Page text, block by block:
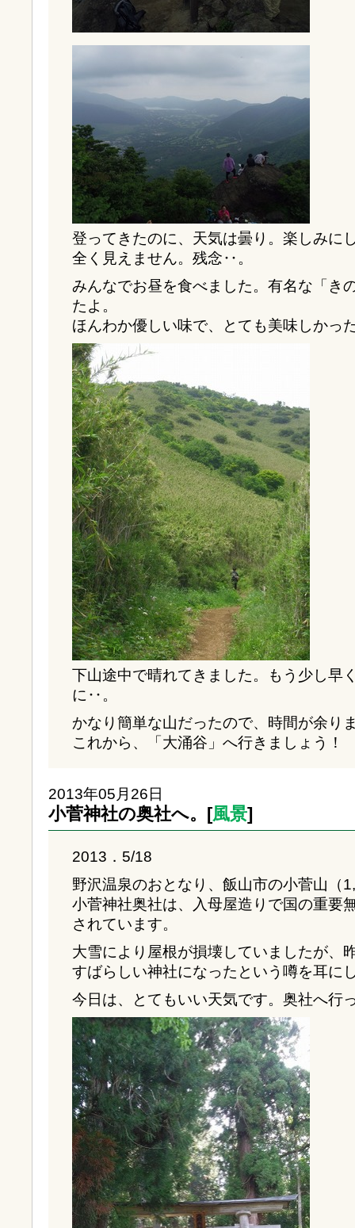
登ってきたのに、天気は曇り。楽しみに
全く見えません。残念‥。
みんなでお昼を食べました。有名な「き
たよ。
ほんわか優しい味で、とても美味しかっ
下山途中で晴れてきました。もう少し早
に‥。
かなり簡単な山だったので、時間が余り
これから、「大涌谷」へ行きましょう！
2013年05月26日
小菅神社の奥社へ。[風景]
2013．5/18
野沢温泉のおとなり、飯山市の小菅山（
小菅神社奥社は、入母屋造りで国の重要
されています。
大雪により屋根が損壊していましたが、
すばらしい神社になったという噂を耳に
今日は、とてもいい天気です。奥社へ行